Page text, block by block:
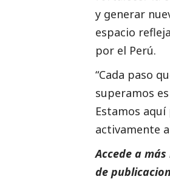
y generar
espacio
por el Perú.
“Cada paso
superamos
Estamos
activamente
Accede a
de